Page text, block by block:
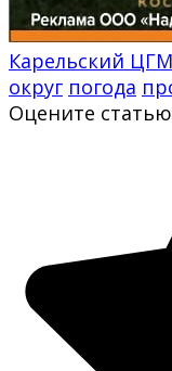
Карельский
округ погода
Оцените статью